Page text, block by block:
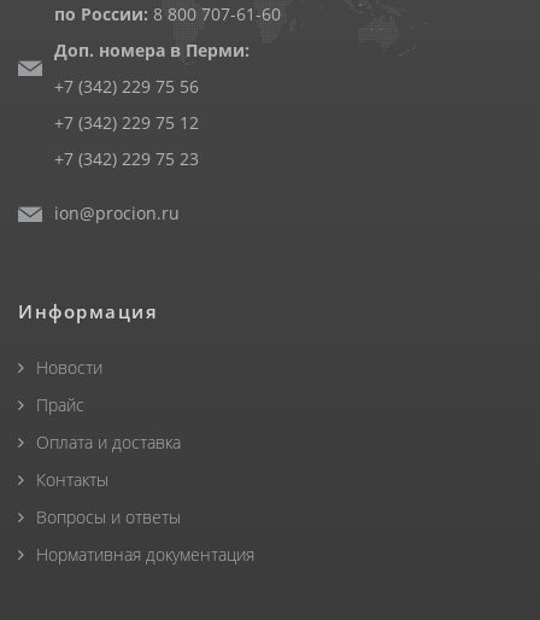
по России: 8 800 707-61-60
Доп. номера в Перми:
+7 (342) 229 75 56
+7 (342) 229 75 12
+7 (342) 229 75 23
ion@procion.ru
Информация
Новости
Прайс
Оплата и доставка
Контакты
Вопросы и ответы
Нормативная документация